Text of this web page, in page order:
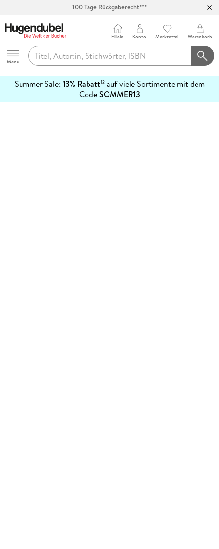
100 Tage Rückgaberecht***
Hugendubel
Menu
Filiale Konto Merkzettel Warenkorb
Summer Sale: 13% Rabatt12auf viele Sortimente mit dem
CodeSOMMER13
erfahren